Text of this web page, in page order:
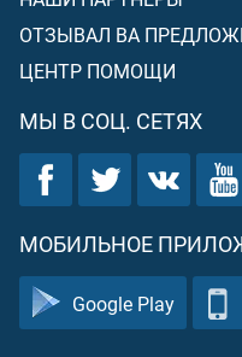
ОТЗЫВАЛ ВА
ЦЕНТР ПОМОЩИ
МЫ В СОЦ. СЕТЯХ
МОБИЛЬНОЕ
Google Play